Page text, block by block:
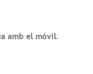
amb el móvil.